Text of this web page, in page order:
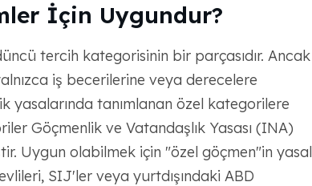
İçin Uygundur?
tercih kategorisinin bir parçasıdır. Ancak
iş becerilerine veya derecelere
yasalarında tanımlanan özel kategorilere
Göçmenlik ve Vatandaşlık Yasası (INA)
Uygun olabilmek için "özel göçmen"in yasal
SIJ'ler veya yurtdışındaki ABD